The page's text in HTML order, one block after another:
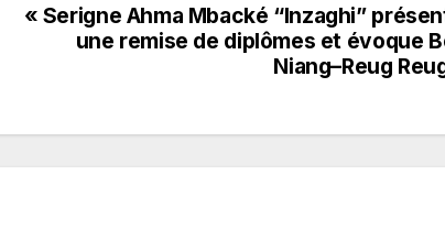
« Serigne Ahma Mbacké “Inzaghi”
une remise de diplômes et évoque
Niang–Reug